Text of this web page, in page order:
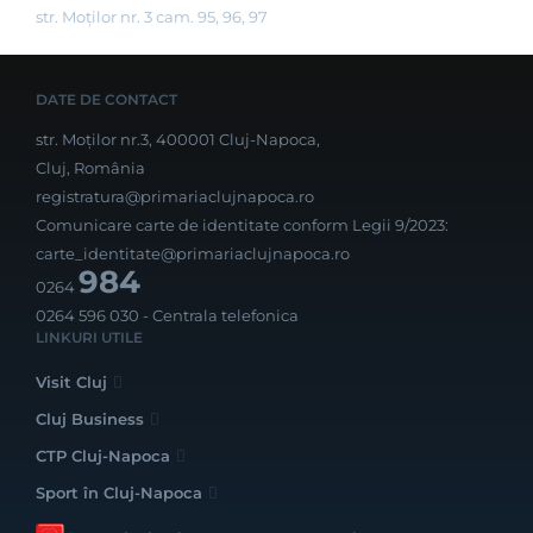
str. Moților nr. 3 cam. 95, 96, 97
DATE DE CONTACT
str. Moților nr.3, 400001 Cluj-Napoca,
Cluj, România
registratura@primariaclujnapoca.ro
Comunicare carte de identitate conform Legii 9/2023:
carte_identitate@primariaclujnapoca.ro
0264984
0264 596 030 - Centrala telefonica
LINKURI UTILE
Visit Cluj
Cluj Business
CTP Cluj-Napoca
Sport în Cluj-Napoca